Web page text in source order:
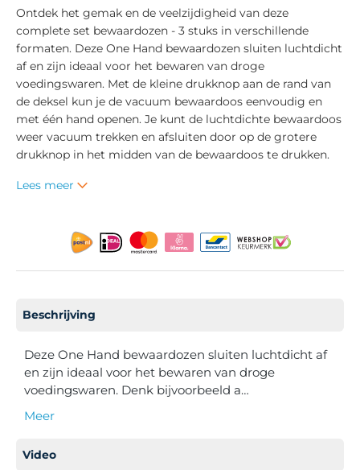
Ontdek het gemak en de veelzijdigheid van deze
complete set bewaardozen - 3 stuks in verschillende
formaten. Deze One Hand bewaardozen sluiten luchtdicht
af en zijn ideaal voor het bewaren van droge
voedingswaren. Met de kleine drukknop aan de rand van
de deksel kun je de vacuum bewaardoos eenvoudig en
met één hand openen. Je kunt de luchtdichte bewaardoos
weer vacuum trekken en afsluiten door op de grotere
drukknop in het midden van de bewaardoos te drukken.
Lees meer
Beschrijving
Deze One Hand bewaardozen sluiten luchtdicht af
en zijn ideaal voor het bewaren van droge
voedingswaren. Denk bijvoorbeeld a…
Meer
Video